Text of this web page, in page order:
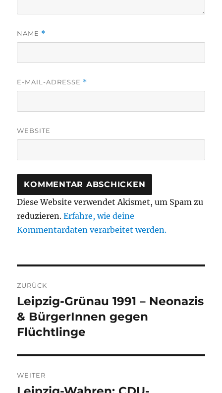
NAME *
E-MAIL-ADRESSE *
WEBSITE
Diese Website verwendet Akismet, um Spam zu
reduzieren.Erfahre, wie deine
Kommentardaten verarbeitet werden.
ZURÜCK
Vorheriger
Beitrag:
Leipzig-Grünau 1991 – Neonazis
& BürgerInnen gegen
Flüchtlinge
WEITER
Nächster